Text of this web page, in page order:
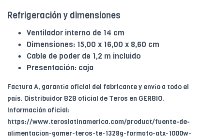
Refrigeración y dimensiones
Ventilador interno de 14 cm
Dimensiones: 15,00 x 16,00 x 8,60 cm
Cable de poder de 1,2 m incluido
Presentación: caja
Factura A, garantía oficial del fabricante y envío a todo el
país. Distribuidor B2B oficial de Teros en GERBIO.
Información oficial:
https://www.teroslatinamerica.com/product/fuente-de-
alimentacion-gamer-teros-te-1328g-formato-atx-1000w-